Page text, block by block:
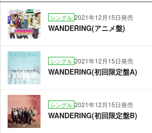
シングル 2021年12月15日発売
WANDERING(アニメ盤)
シングル 2021年12月15日発売
WANDERING(初回限定盤A)
シングル 2021年12月15日発売
WANDERING(初回限定盤B)